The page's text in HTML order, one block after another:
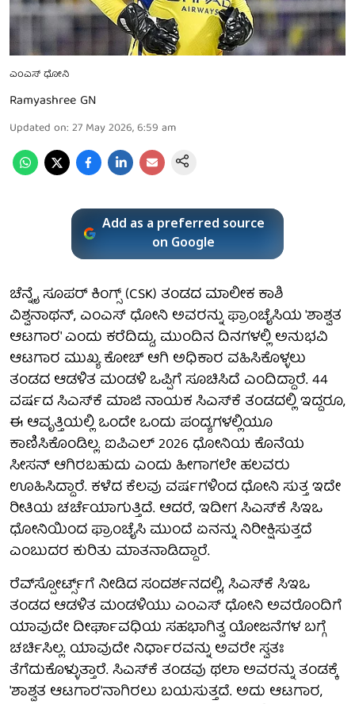
ಎಂಎಸ್ ಧೋನಿ
Ramyashree GN
Updated on: 27 May 2026, 6:59 am
Add as a preferred source
on Google
ಚೆನ್ನೈ ಸೂಪರ್ ಕಿಂಗ್ಸ್ (CSK) ತಂಡದ ಮಾಲೀಕ ಕಾಶಿ
ವಿಶ್ವನಾಥನ್, ಎಂಎಸ್ ಧೋನಿ ಅವರನ್ನು ಫ್ರಾಂಚೈಸಿಯ 'ಶಾಶ್ವತ
ಆಟಗಾರ' ಎಂದು ಕರೆದಿದ್ದು, ಮುಂದಿನ ದಿನಗಳಲ್ಲಿ ಅನುಭವಿ
ಆಟಗಾರ ಮುಖ್ಯ ಕೋಚ್ ಆಗಿ ಅಧಿಕಾರ ವಹಿಸಿಕೊಳ್ಳಲು
ತಂಡದ ಆಡಳಿತ ಮಂಡಳಿ ಒಪ್ಪಿಗೆ ಸೂಚಿಸಿದೆ ಎಂದಿದ್ದಾರೆ. 44
ವರ್ಷದ ಸಿಎಸ್‌ಕೆ ಮಾಜಿ ನಾಯಕ ಸಿಎಸ್‌ಕೆ ತಂಡದಲ್ಲಿ ಇದ್ದರೂ,
ಈ ಆವೃತ್ತಿಯಲ್ಲಿ ಒಂದೇ ಒಂದು ಪಂದ್ಯಗಳಲ್ಲಿಯೂ
ಕಾಣಿಸಿಕೊಂಡಿಲ್ಲ. ಐಪಿಎಲ್ 2026 ಧೋನಿಯ ಕೊನೆಯ
ಸೀಸನ್ ಆಗಿರಬಹುದು ಎಂದು ಹೀಗಾಗಲೇ ಹಲವರು
ಊಹಿಸಿದ್ದಾರೆ. ಕಳೆದ ಕೆಲವು ವರ್ಷಗಳಿಂದ ಧೋನಿ ಸುತ್ತ ಇದೇ
ರೀತಿಯ ಚರ್ಚೆಯಾಗುತ್ತಿದೆ. ಆದರೆ, ಇದೀಗ ಸಿಎಸ್‌ಕೆ ಸಿಇಒ
ಧೋನಿಯಿಂದ ಫ್ರಾಂಚೈಸಿ ಮುಂದೆ ಏನನ್ನು ನಿರೀಕ್ಷಿಸುತ್ತದೆ
ಎಂಬುದರ ಕುರಿತು ಮಾತನಾಡಿದ್ದಾರೆ.
ರೆವ್‌ಸ್ಪೋರ್ಟ್ಸ್‌ಗೆ ನೀಡಿದ ಸಂದರ್ಶನದಲ್ಲಿ, ಸಿಎಸ್‌ಕೆ ಸಿಇಒ
ತಂಡದ ಆಡಳಿತ ಮಂಡಳಿಯು ಎಂಎಸ್ ಧೋನಿ ಅವರೊಂದಿಗೆ
ಯಾವುದೇ ದೀರ್ಘಾವಧಿಯ ಸಹಭಾಗಿತ್ವ ಯೋಜನೆಗಳ ಬಗ್ಗೆ
ಚರ್ಚಿಸಿಲ್ಲ. ಯಾವುದೇ ನಿರ್ಧಾರವನ್ನು ಅವರೇ ಸ್ವತಃ
ತೆಗೆದುಕೊಳ್ಳುತ್ತಾರೆ. ಸಿಎಸ್‌ಕೆ ತಂಡವು ಥಲಾ ಅವರನ್ನು ತಂಡಕ್ಕೆ
'ಶಾಶ್ವತ ಆಟಗಾರ'ನಾಗಿರಲು ಬಯಸುತ್ತದೆ. ಅದು ಆಟಗಾರ,